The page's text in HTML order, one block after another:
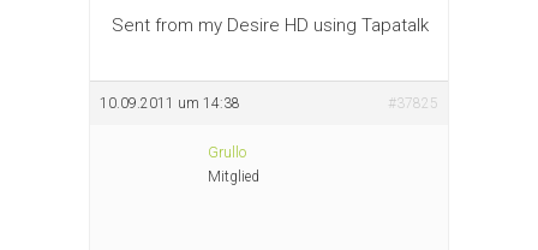
Sent from my Desire HD using Tapatalk
10.09.2011 um 14:38 #37825
Grullo
Mitglied